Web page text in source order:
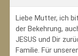
Liebe Mutter, ich
der Bekehrung,
JESUS und Dir
Familie. Für